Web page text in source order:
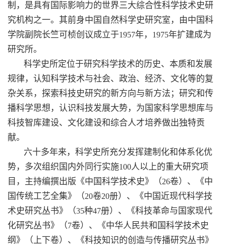
制，是具有国际影响力的世界三大综合性科学技术史研
究机构之一。其前身中国自然科学史研究室，由中国科
学院副院长竺可桢创议成立于1957年， 1975年扩建成为
研究所。
科学史所定位于研究科学技术的历史、本质和发展
规律，认知科学技术与社会、政治、经济、文化等的复
杂关系，探索科技史研究的新方向与新方法；研究和传
播科学思想，认识科技发展大势，为国家科学思想库与
科技智库建设、文化建设和综合人才培养做出独特贡
献。
六十多年来，科学史所充分发挥建制化和体系化优
势，多次组织国内外同行实施100人以上的重大研究项
目，主持编撰出版《中国科学技术史》（26卷）、《中
国传统工艺全集》（20卷20册）、《中国近现代科学技
术史研究丛书》（35种47册）、《科技革命与国家现代
化研究丛书》（7卷）、《中华人民共和国科学技术史
纲》（上下卷）、《科技知识的创造与传播研究丛书》